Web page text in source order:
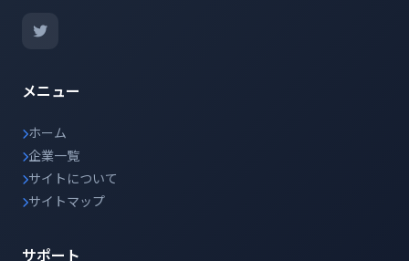
メニュー
ホーム
企業一覧
サイトについて
サイトマップ
サポート